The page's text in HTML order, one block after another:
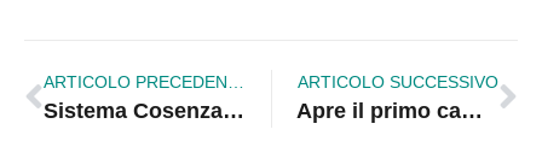
ARTICOLO PRECEDENTE
Sistema Cosenza: scatta il provvedimento di interdizione per Cotticelli, Scura e Belcastro
ARTICOLO SUCCESSIVO
Apre il primo campo regolamentare “la Casa de Padel” allo Sporting Club Corigliano